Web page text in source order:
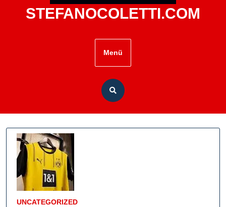
STEFANOCOLETTI.COM
Menü
UNCATEGORIZED